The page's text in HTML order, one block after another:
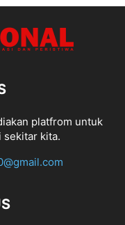
platfrom untuk
sekitar kita.